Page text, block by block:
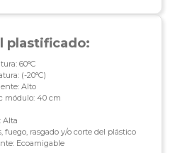
plastificado:
60°C
(-20°C)
Alto
módulo: 40 cm
Alta
fuego, rasgado y/o corte del plástico
Ecoamigable